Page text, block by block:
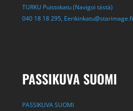
TURKU Puistokatu (Navigoi tästä)
040 18 18 295, Eerikinkatu@starimage.fi
PASSIKUVA SUOMI
PASSIKUVA SUOMI